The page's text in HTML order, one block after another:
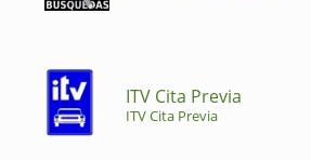
ITV Cita Previa
ITV Cita Previa